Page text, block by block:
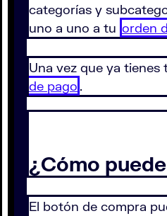
categorías y
uno a uno a tu orden
Una vez que ya
de pago .
¿Cómo
El botón de compra